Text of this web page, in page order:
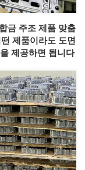
금 주조 제품 맞춤
제품이라도 도면
제공하면 됩니다